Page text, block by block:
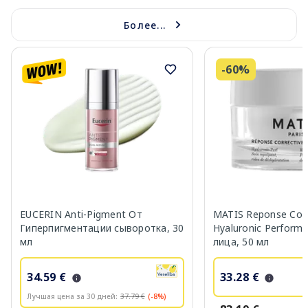
Более...
EUCERIN Anti-Pigment От
Гиперпигментации сыворотка, 30
мл
34.59 €
Лучшая цена за 30 дней: 37.79 € (-8%)
-60%
MATIS Reponse
Hyaluronic
лица, 50 мл
33.28 €